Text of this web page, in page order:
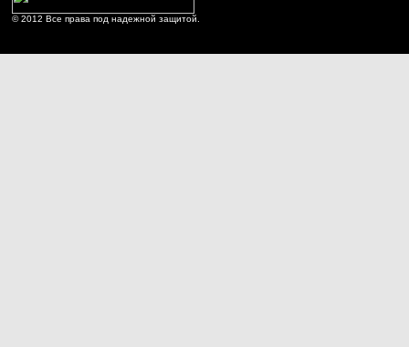
© 2012 Все права под надежной защитой.